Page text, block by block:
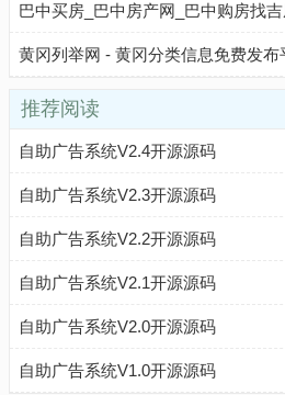
巴中买房_巴中房产网_巴中购房找
黄冈列举网 - 黄冈分类信息免费发布
推荐阅读
自助广告系统V2.4开源源码
自助广告系统V2.3开源源码
自助广告系统V2.2开源源码
自助广告系统V2.1开源源码
自助广告系统V2.0开源源码
自助广告系统V1.0开源源码